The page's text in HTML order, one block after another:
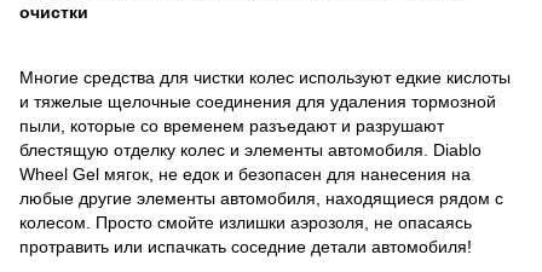
очистки
Многие средства для чистки колес используют едкие кислоты
и тяжелые щелочные соединения для удаления тормозной
пыли, которые со временем разъедают и разрушают
блестящую отделку колес и элементы автомобиля. Diablo
Wheel Gel мягок, не едок и безопасен для нанесения на
любые другие элементы автомобиля, находящиеся рядом с
колесом. Просто смойте излишки аэрозоля, не опасаясь
протравить или испачкать соседние детали автомобиля!